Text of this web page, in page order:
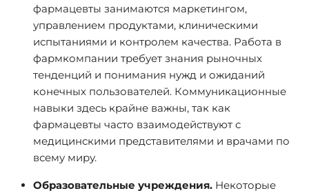
фармацевты занимаются маркетингом,
управлением продуктами, клиническими
испытаниями и контролем качества. Работа в
фармкомпании требует знания рыночных
тенденций и понимания нужд и ожиданий
конечных пользователей. Коммуникационные
навыки здесь крайне важны, так как
фармацевты часто взаимодействуют с
медицинскими представителями и врачами по
всему миру.
Образовательные учреждения. Некоторые